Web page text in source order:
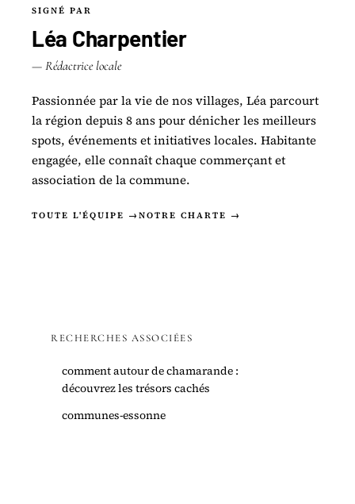
SIGNÉ PAR
Léa Charpentier
— Rédactrice locale
Passionnée par la vie de nos villages, Léa parcourt
la région depuis 8 ans pour dénicher les meilleurs
spots, événements et initiatives locales. Habitante
engagée, elle connaît chaque commerçant et
association de la commune.
TOUTE L'ÉQUIPE → NOTRE CHARTE →
RECHERCHES ASSOCIÉES
comment autour de chamarande :
découvrez les trésors cachés
communes-essonne